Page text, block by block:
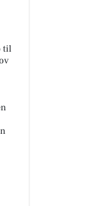
til